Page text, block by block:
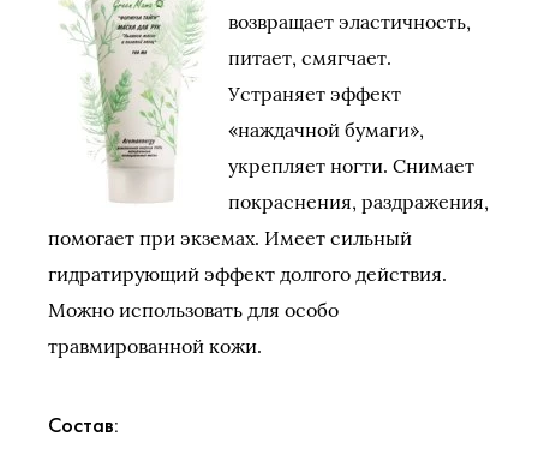
возвращает эластичность,
питает, смягчает.
Устраняет эффект
«наждачной бумаги»,
укрепляет ногти. Снимает
покраснения, раздражения,
помогает при экземах. Имеет сильный
гидратирующий эффект долгого действия.
Можно использовать для особо
травмированной кожи.
Состав: